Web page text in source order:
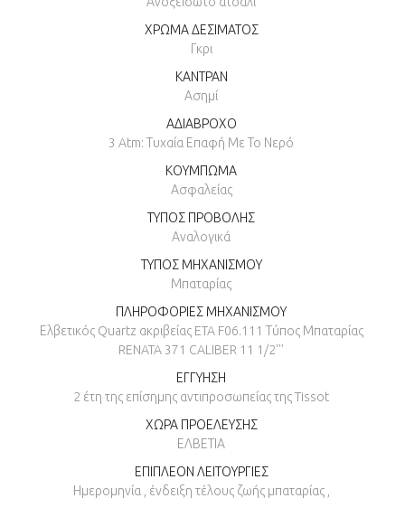
ΧΡΩΜΑ ΔΕΣΙΜΑΤΟΣ
Γκρι
ΚΑΝΤΡΑΝ
Ασημί
ΑΔΙΑΒΡΟΧΟ
3 Atm: Τυχαία Επαφή Με Το Νερό
ΚΟΥΜΠΩΜΑ
Ασφαλείας
ΤΥΠΟΣ ΠΡΟΒΟΛΗΣ
Αναλογικά
ΤΥΠΟΣ ΜΗΧΑΝΙΣΜΟΥ
Μπαταρίας
ΠΛΗΡΟΦΟΡΙΕΣ ΜΗΧΑΝΙΣΜΟΥ
Ελβετικός Quartz ακριβείας ETA F06.111 Τύπος Μπαταρίας
RENATA 371 CALIBER 11 1/2'''
ΕΓΓΥΗΣΗ
2 έτη της επίσημης αντιπροσωπείας της Tissot
ΧΩΡΑ ΠΡΟΕΛΕΥΣΗΣ
ΕΛΒΕΤΙΑ
ΕΠΙΠΛΕΟΝ ΛΕΙΤΟΥΡΓΙΕΣ
Ημερομηνία , ένδειξη τέλους ζωής μπαταρίας ,